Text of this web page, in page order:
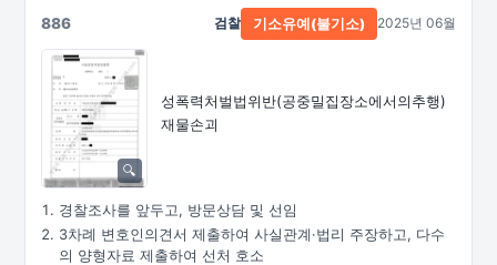
886
성폭력처벌법위반(공중밀집장소에서의추행)
재물손괴
검찰 기소유예(불기소) 2025년 06월
경찰조사를 앞두고, 방문상담 및 선임
3차례 변호인의견서 제출하여 사실관계·법리 주장하고, 다수
의 양형자료 제출하여 선처 호소